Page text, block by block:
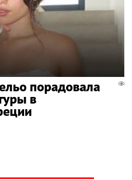
порадовала
в